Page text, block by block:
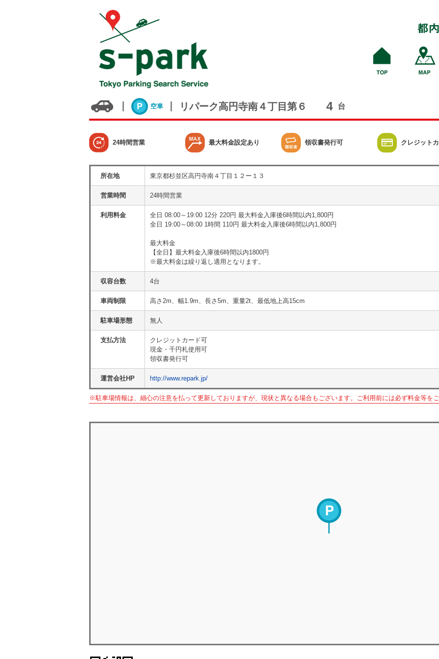
空車 リパーク高円寺南４丁目第６ 4 台
24時間営業 最大料金設定あり 領収書発行可 クレジット
所在地 東京都杉並区高円寺南４丁目１２ー１３
営業時間 24時間営業
利用料金
全日 08:00～19:00 12分 220円 最大料金入庫後6時間以内1,800円
全日 19:00～08:00 1時間 110円 最大料金入庫後6時間以内1,800円
最大料金
【全日】最大料金入庫後6時間以内1800円
※最大料金は繰り返し適用となります。
収容台数 4台
車両制限 高さ2m、幅1.9m、長さ5m、重量2t、最低地上高15cm
駐車場形態 無人
支払方法
クレジットカード可
現金・千円札使用可
領収書発行可
運営会社HP http://www.repark.jp/
※駐車場情報は、細心の注意を払って更新しておりますが、現状と異なる場合もございます。ご利用前には必ず料金等をご